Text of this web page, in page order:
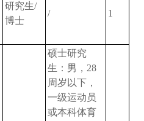
研究生/
博士
/ 1
硕士研究
生：男， 28
周岁以下，
一级运动员
或本科体育